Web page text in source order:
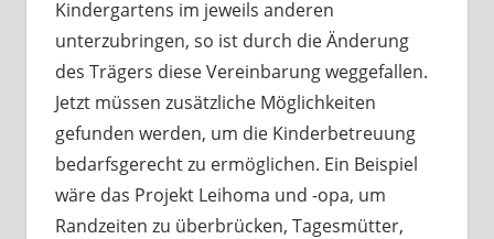
Kindergartens im jeweils anderen
unterzubringen, so ist durch die Änderung
des Trägers diese Vereinbarung weggefallen.
Jetzt müssen zusätzliche Möglichkeiten
gefunden werden, um die Kinderbetreuung
bedarfsgerecht zu ermöglichen. Ein Beispiel
wäre das Projekt Leihoma und -opa, um
Randzeiten zu überbrücken, Tagesmütter,